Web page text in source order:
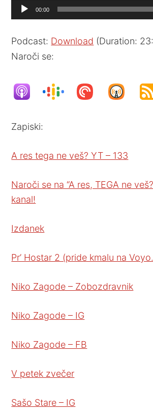
Audio
Player
00:00
Podcast: Download (Duration:
Naroči se:
Zapiski:
A res tega ne veš? YT – 133
Naroči se na “A res, TEGA ne
kanal!
Izdanek
Pr’ Hostar 2 (pride kmalu na
Niko Zagode – Zobozdravnik
Niko Zagode – IG
Niko Zagode – FB
V petek zvečer
Sašo Stare – IG